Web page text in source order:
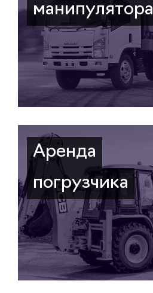
манипулятора
Аренда
погрузчика